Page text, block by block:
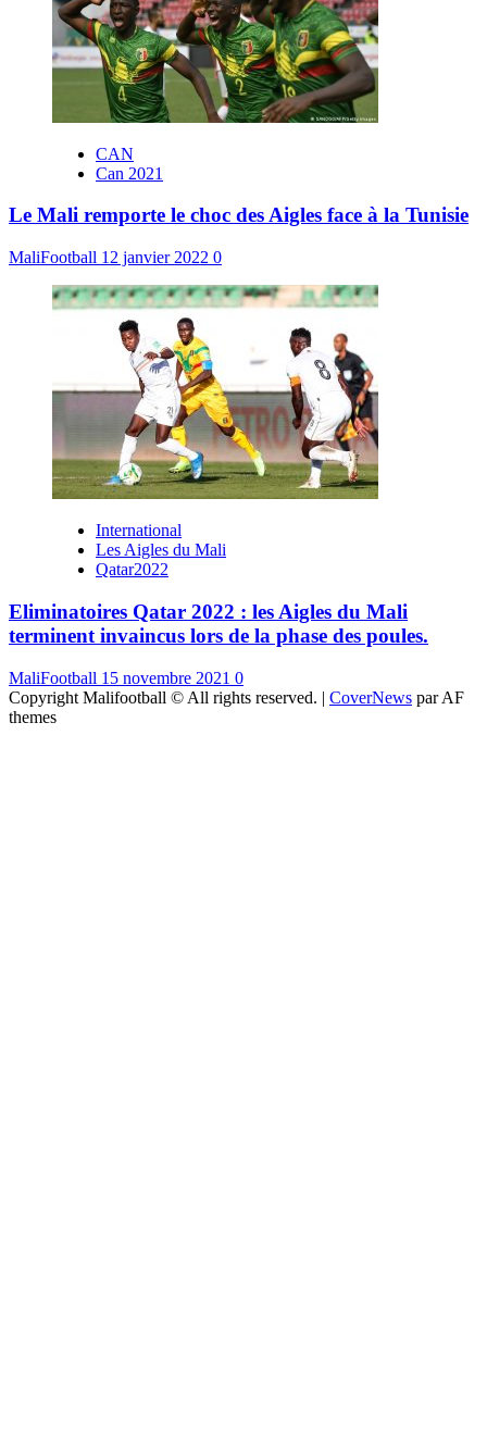
CAN
Can 2021
Le Mali remporte le choc des Aigles face à la Tunisie
MaliFootball 12 janvier 2022 0
International
Les Aigles du Mali
Qatar2022
Eliminatoires Qatar 2022 : les Aigles du Mali
terminent invaincus lors de la phase des poules.
MaliFootball 15 novembre 2021 0
Copyright Malifootball © All rights reserved. | CoverNews par AF
themes